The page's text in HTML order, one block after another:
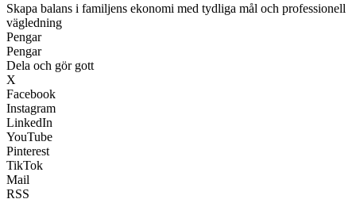
Skapa balans i familjens ekonomi med tydliga mål och professionell
vägledning
Pengar
Pengar
Dela och gör gott
X
Facebook
Instagram
LinkedIn
YouTube
Pinterest
TikTok
Mail
RSS